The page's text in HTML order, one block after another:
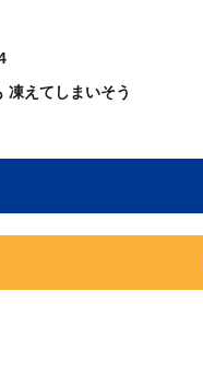
凍えてしまいそう